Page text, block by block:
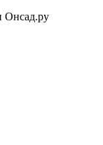
Онсад.ру